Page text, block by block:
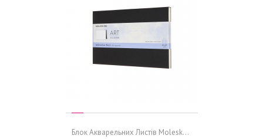
Блок Акварельних Листів Molesk...